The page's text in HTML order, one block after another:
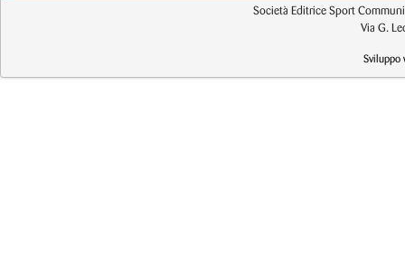
Società Editrice Sport
Via G.
Sviluppo